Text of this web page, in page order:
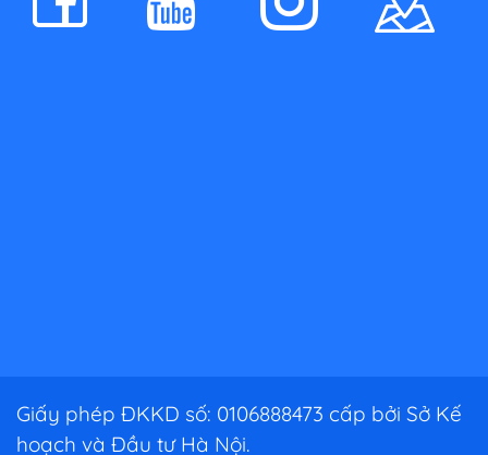
Giấy phép ĐKKD số: 0106888473 cấp bởi Sở Kế
hoạch và Đầu tư Hà Nội.